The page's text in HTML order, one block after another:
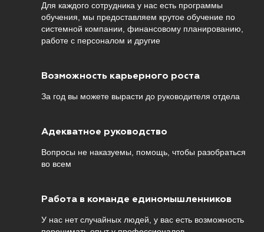
Для каждого сотрудника у нас есть программы
обучения, мы предоставляем крутое обучение по
системной компании, финансовому планированию,
работе с персоналом и другие
Возможность карьерного роста
За год вы можете вырасти до руководителя отдела
Адекватное руководство
Вопросы не наказуемы, помощь, чтобы разобраться
во всем
Работа в команде единомышленников
У нас нет случайных людей, у вас есть возможность